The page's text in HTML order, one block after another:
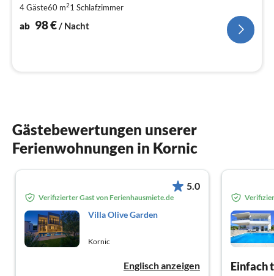
4 Gäste60 m21 Schlafzimmer
ab 98€ / Nacht
Gästebewertungen unserer
Ferienwohnungen in Kornic
5.0
Verifizierter Gast von Ferienhausmiete.de
Villa Olive Garden
Kornic
Englisch anzeigen Einfach